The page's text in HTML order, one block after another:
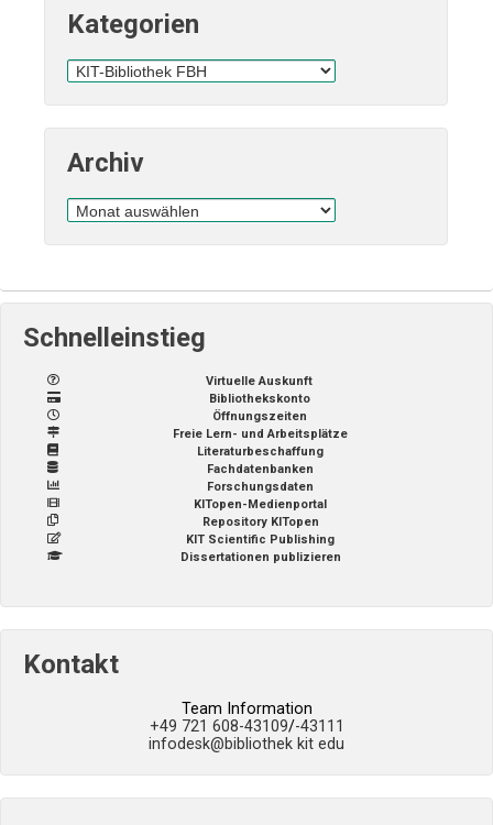
Kategorien
Kategorien
Archiv
Archiv
Schnelleinstieg
Virtuelle Auskunft
Bibliothekskonto
Öffnungszeiten
Freie Lern- und Arbeitsplätze
Literaturbeschaffung
Fachdatenbanken
Forschungsdaten
KITopen-Medienportal
Repository KITopen
KIT Scientific Publishing
Dissertationen publizieren
Kontakt
Team Information
+49 721 608-43109/-43111
infodesk@bibliothek kit edu